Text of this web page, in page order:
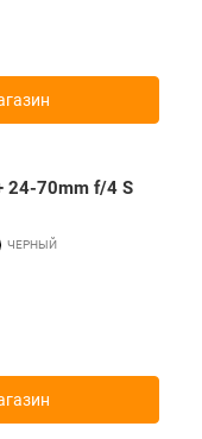
24-70mm f/4 S